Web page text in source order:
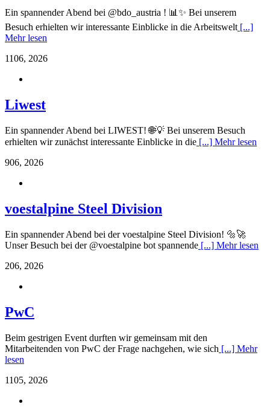
Ein spannender Abend bei @bdo_austria ! 📊✨ Bei unserem
Besuch erhielten wir interessante Einblicke in die Arbeitswelt [...]
Mehr lesen
1106, 2026
Liwest
Ein spannender Abend bei LIWEST! 🌐💡 Bei unserem Besuch
erhielten wir zunächst interessante Einblicke in die [...] Mehr lesen
906, 2026
voestalpine Steel Division
Ein spannender Abend bei der voestalpine Steel Division! 🔩🚀
Unser Besuch bei der @voestalpine bot spannende [...] Mehr lesen
206, 2026
PwC
Beim gestrigen Event durften wir gemeinsam mit den
Mitarbeitenden von PwC der Frage nachgehen, wie sich [...] Mehr
lesen
1105, 2026